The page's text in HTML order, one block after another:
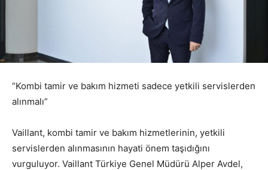
“Kombi tamir ve bakım hizmeti sadece yetkili servislerden
alınmalı”
Vaillant, kombi tamir ve bakım hizmetlerinin, yetkili
servislerden alınmasının hayati önem taşıdığını
vurguluyor. Vaillant Türkiye Genel Müdürü Alper Avdel,